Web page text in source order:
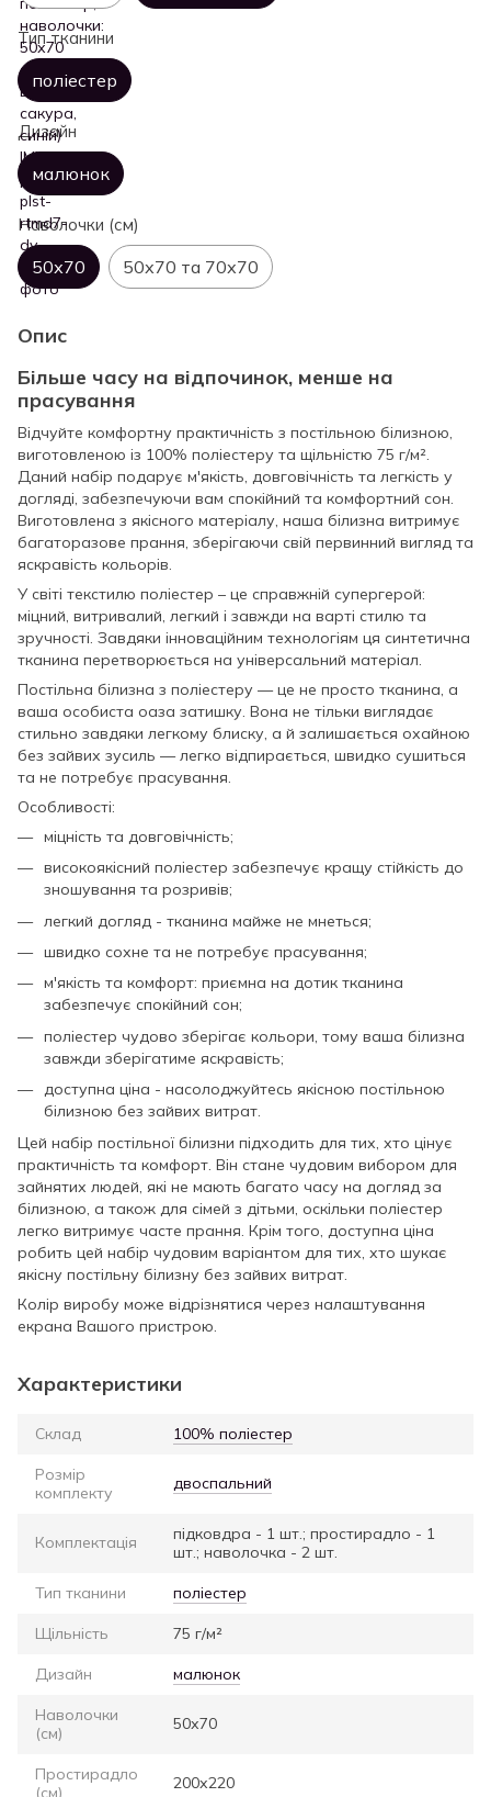
Тип тканини
поліестер
Дизайн
малюнок
Наволочки (см)
50х70 50х70 та 70х70
Опис
Більше часу на відпочинок, менше на
прасування
Відчуйте комфортну практичність з постільною білизною,
виготовленою із 100% поліестеру та щільністю 75 г/м².
Даний набір подарує м'якість, довговічність та легкість у
догляді, забезпечуючи вам спокійний та комфортний сон.
Виготовлена з якісного матеріалу, наша білизна витримує
багаторазове прання, зберігаючи свій первинний вигляд та
яскравість кольорів.
У світі текстилю поліестер – це справжній супергерой:
міцний, витривалий, легкий і завжди на варті стилю та
зручності. Завдяки інноваційним технологіям ця синтетична
тканина перетворюється на універсальний матеріал.
Постільна білизна з поліестеру — це не просто тканина, а
ваша особиста оаза затишку. Вона не тільки виглядає
стильно завдяки легкому блиску, а й залишається охайною
без зайвих зусиль — легко відпирається, швидко сушиться
та не потребує прасування.
Особливості:
міцність та довговічність;
високоякісний поліестер забезпечує кращу стійкість до
зношування та розривів;
легкий догляд - тканина майже не мнеться;
швидко сохне та не потребує прасування;
м'якість та комфорт: приємна на дотик тканина
забезпечує спокійний сон;
поліестер чудово зберігає кольори, тому ваша білизна
завжди зберігатиме яскравість;
доступна ціна - насолоджуйтесь якісною постільною
білизною без зайвих витрат.
Цей набір постільної білизни підходить для тих, хто цінує
практичність та комфорт. Він стане чудовим вибором для
зайнятих людей, які не мають багато часу на догляд за
білизною, а також для сімей з дітьми, оскільки поліестер
легко витримує часте прання. Крім того, доступна ціна
робить цей набір чудовим варіантом для тих, хто шукає
якісну постільну білизну без зайвих витрат.
Колір виробу може відрізнятися через налаштування
екрана Вашого пристрою.
Характеристики
Склад 100% поліестер
Розмір
комплекту
двоспальний
Комплектація
підковдра - 1 шт.; простирадло - 1
шт.; наволочка - 2 шт.
Тип тканини поліестер
Щільність 75 г/м²
Дизайн малюнок
Наволочки
(см)
50х70
Простирадло
(см)
200х220